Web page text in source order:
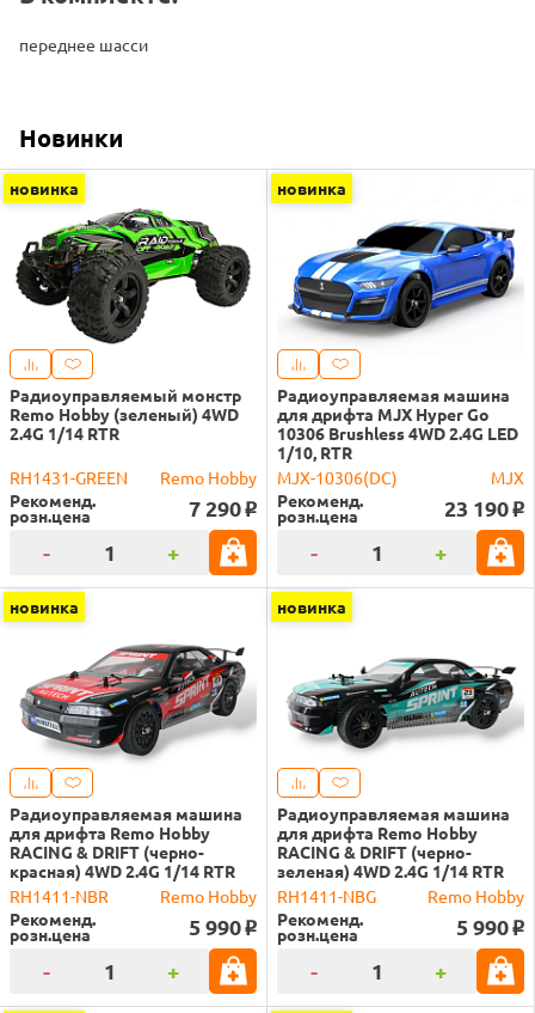
переднее шасси
Новинки
новинка
Радиоуправляемый монстр
Remo Hobby (зеленый) 4WD
2.4G 1/14 RTR
RH1431-GREEN
Remo Hobby
Рекоменд.
розн.цена 7 290 o
- +
новинка
Радиоуправляемая машина
для дрифта MJX Hyper Go
10306 Brushless 4WD 2.4G LED
1/10, RTR
MJX-10306(DC)
MJX
Рекоменд.
розн.цена 23 190 o
- +
новинка
Радиоуправляемая машина
для дрифта Remo Hobby
RACING & DRIFT (черно-
красная) 4WD 2.4G 1/14 RTR
RH1411-NBR
Remo Hobby
Рекоменд.
розн.цена 5 990 o
- +
новинка
Радиоуправляемая машина
для дрифта Remo Hobby
RACING & DRIFT (черно-
зеленая) 4WD 2.4G 1/14 RTR
RH1411-NBG
Remo Hobby
Рекоменд.
розн.цена 5 990 o
- +